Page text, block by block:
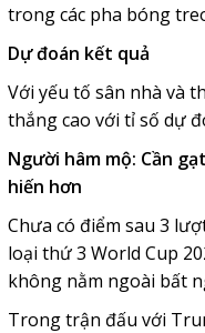
trong các pha bóng
Dự đoán kết quả
Với yếu tố sân nhà và
thắng cao với tỉ số dự
Người hâm mộ: Cần
hiến hơn
Chưa có điểm sau 3
loại thứ 3 World Cup
không nằm ngoài bất
Trong trận đấu với